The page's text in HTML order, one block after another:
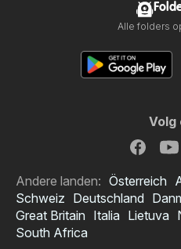
Alle folders
Volg
Andere landen: Österreich
Schweiz Deutschland
Great Britain Italia Lietuva
South Africa